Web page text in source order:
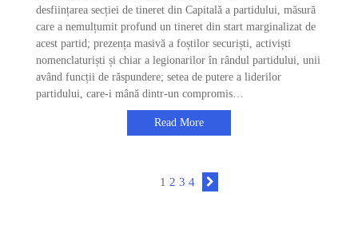
desființarea secției de tineret din Capitală a partidului, măsură
care a nemulțumit profund un tineret din start marginalizat de
acest partid; prezența masivă a foștilor securiști, activiști
nomenclaturiști și chiar a legionarilor în rândul partidului, unii
având funcții de răspundere; setea de putere a liderilor
partidului, care-i mână dintr-un compromis…
Read More
1 2 3 4